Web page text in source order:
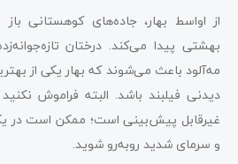
از اواسط بهار، جاده‌های کوهستانی
بهشتی پیدا می‌کند. درختان
مه‌آلود باعث می‌شوند که بهار یکی از
دیدنی فیلبند باشد. البته فراموش
غیرقابل پیش‌بینی است؛ ممکن است در یک
و سرمای شدید روبه‌رو شوید.